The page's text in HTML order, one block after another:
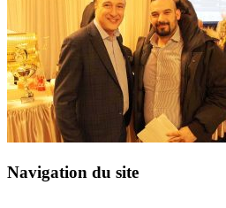
Navigation du site